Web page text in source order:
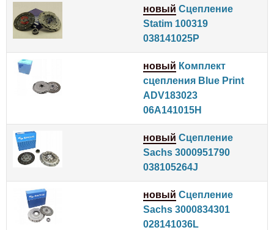
новый Сцепление
Statim 100319
038141025P
новый Комплект
сцепления Blue Print
ADV183023
06A141015H
новый Сцепление
Sachs 3000951790
038105264J
новый Сцепление
Sachs 3000834301
028141036L